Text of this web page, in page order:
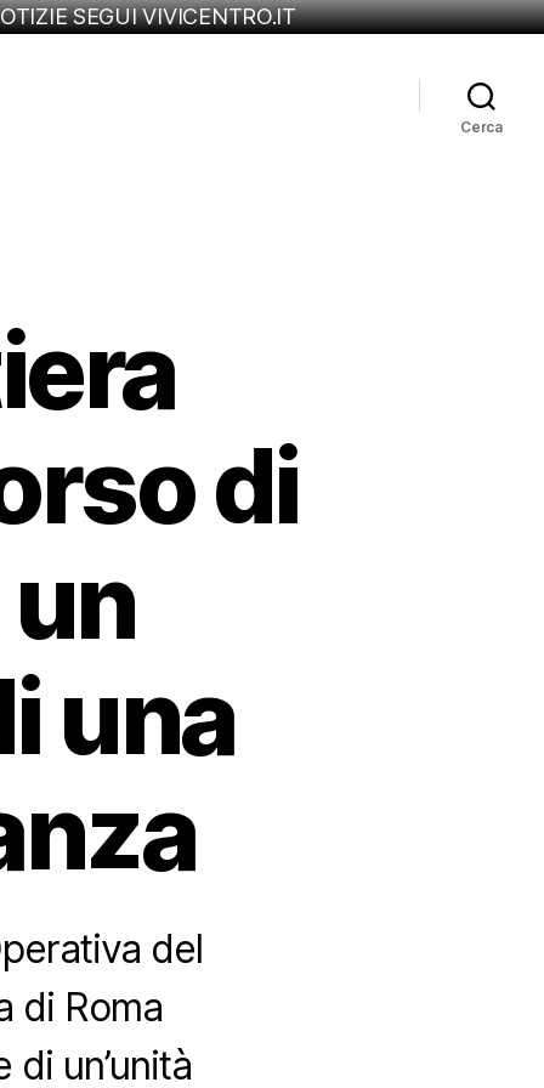
SEGUI VIVICENTRO.IT
Cerca
di
una
del
di Roma
un’unità